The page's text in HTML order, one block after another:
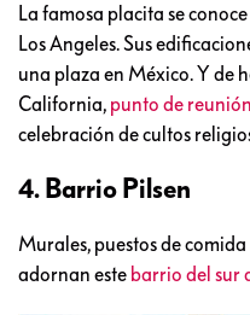
La famosa placita se
Los Angeles. Sus
una plaza en México. Y de
California, punto de
celebración de cultos
4. Barrio Pilsen
Murales, puestos de
adornan este barrio del sur